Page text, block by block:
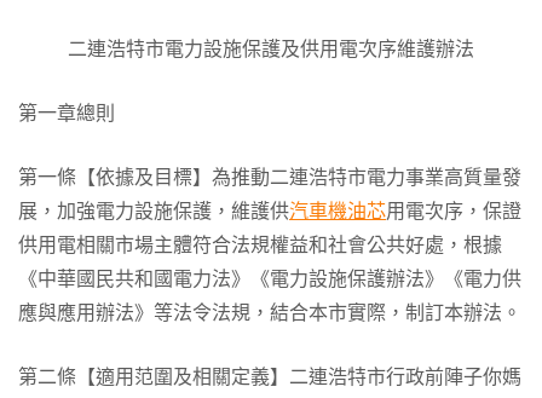
二連浩特市電力設施保護及供用電次序維護辦法
第一章總則
第一條【依據及目標】為推動二連浩特市電力事業高質量發
展，加強電力設施保護，維護供汽車機油芯用電次序，保證
供用電相關市場主體符合法規權益和社會公共好處，根據
《中華國民共和國電力法》《電力設施保護辦法》《電力供
應與應用辦法》等法令法規，結合本市實際，制訂本辦法。
第二條【適用范圍及相關定義】二連浩特市行政前陣子你媽